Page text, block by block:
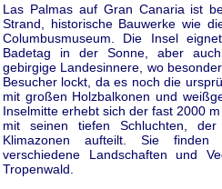
Las Palmas auf Gran Canaria ist
Strand, historische Bauwerke wie
Columbusmuseum. Die Insel
Badetag in der Sonne, aber
gebirgige Landesinnere, wo
Besucher lockt, da es noch die
mit großen Holzbalkonen und
Inselmitte erhebt sich der fast 2000
mit seinen tiefen Schluchten,
Klimazonen aufteilt. Sie
verschiedene Landschaften und
Tropenwald.